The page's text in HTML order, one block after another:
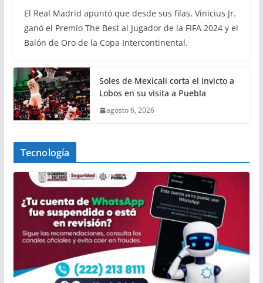
El Real Madrid apuntó que desde sus filas, Vinicius Jr.
ganó el Premio The Best al Jugador de la FIFA 2024 y el
Balón de Oro de la Copa Intercontinental.
Soles de Mexicali corta el invicto a
Lobos en su visita a Puebla
agosto 6, 2026
Tecnología